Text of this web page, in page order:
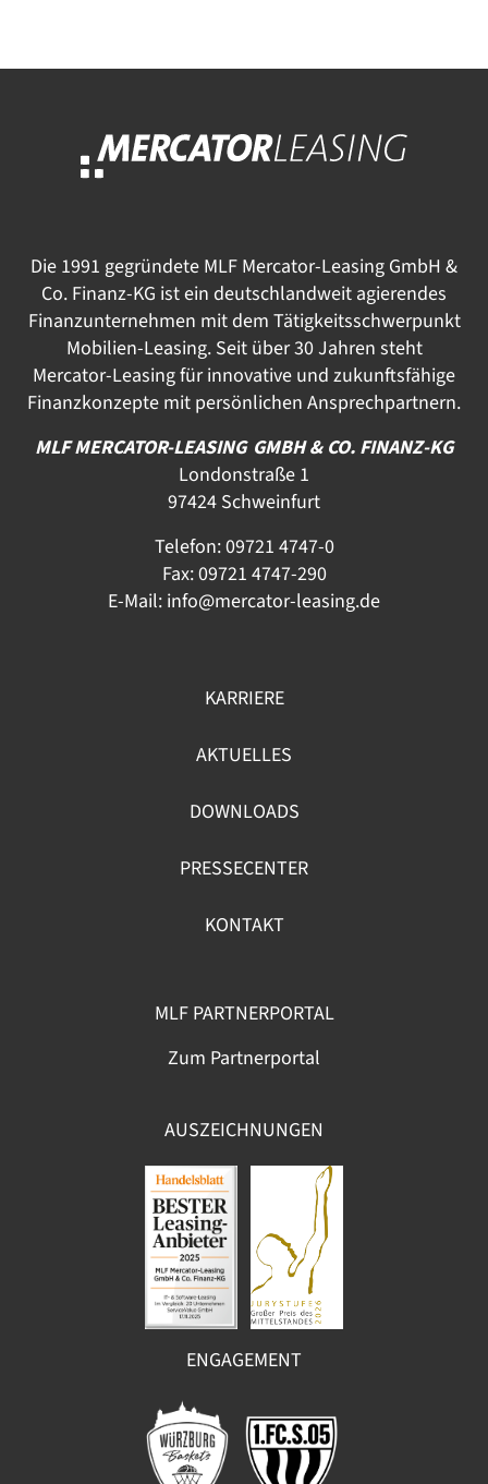
Die 1991 gegründete MLF Mercator-Leasing GmbH &
Co. Finanz-KG ist ein deutschlandweit agierendes
Finanzunternehmen mit dem Tätigkeitsschwerpunkt
Mobilien-Leasing. Seit über 30 Jahren steht
Mercator-Leasing für innovative und zukunftsfähige
Finanzkonzepte mit persönlichen Ansprechpartnern.
MLF MERCATOR-LEASING GMBH & CO. FINANZ-KG
Londonstraße 1
97424 Schweinfurt
Telefon:09721 4747-0
Fax: 09721 4747-290
E-Mail: info@mercator-leasing.de
KARRIERE
AKTUELLES
DOWNLOADS
PRESSECENTER
KONTAKT
MLF PARTNERPORTAL
Zum Partnerportal
AUSZEICHNUNGEN
ENGAGEMENT